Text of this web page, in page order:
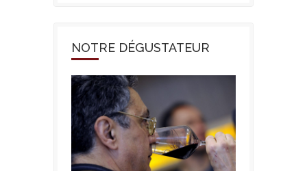
NOTRE DÉGUSTATEUR